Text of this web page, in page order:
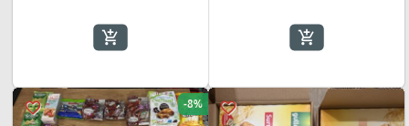
add_shopping_cart
add_shopping_cart
favorite_border
favorite_border -8%